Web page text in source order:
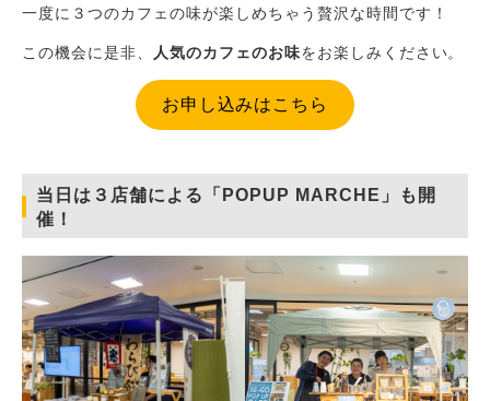
一度に３つのカフェの味が楽しめちゃう贅沢な時間です！
この機会に是非、 人気のカフェのお味をお楽しみください。
お申し込みはこちら
当日は３店舗による「POPUP MARCHE」も開
催！